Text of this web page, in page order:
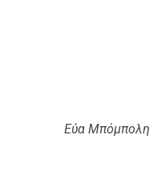
Εύα Μπόμπολη